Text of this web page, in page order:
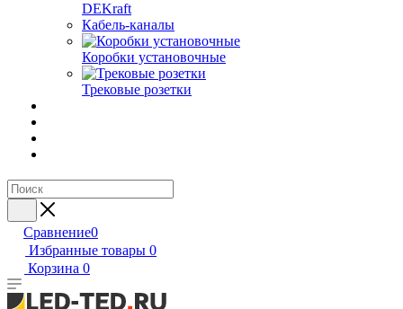
DEKraft
Кабель-каналы
Коробки установочные
Трековые розетки
Сравнение0
Избранные товары 0
Корзина 0